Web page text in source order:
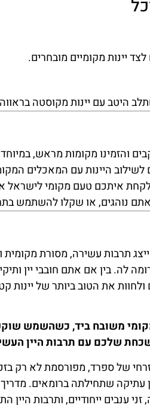
יינות מקומיים מובחרים.
היטב עם יינות מקוסטה
והזמינו מקומות מראש, במיוחד
היינות עם המאכלים
לקחת איתכם טעם מקומי לישראל
נוהגים, או שקלו להשתמש
תרבות עשירה, מסורת מקומית
לה. בין אם אתם חובבי יין
את הטוב ביותר של יינות
מקומי משובח ביד, כשהשמש
שלכם עם תרבות היין
של ספרד, מפורסמת לא רק
עתיקה שתחילתה ברומאים.
ענבים ייחודיים, ותרבות